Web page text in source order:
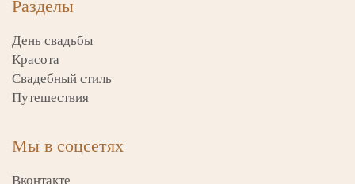
Разделы
День свадьбы
Красота
Свадебный стиль
Путешествия
Мы в соцсетях
Вконтакте